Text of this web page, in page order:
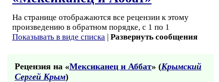
На странице отображаются все рецензии к этому
произведению в обратном порядке, с 1 по 1
Показывать в виде списка | Развернуть сообщения
Рецензия на «Мексиканец и Аббат» (Крымский
Сергей Крым)